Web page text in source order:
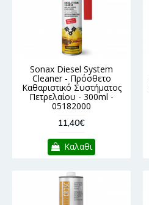
Sonax Diesel System
Cleaner - Πρόσθετο
Καθαριστικό Συστήματος
Πετρελαίου - 300ml -
05182000
11,40€
Καλαθι